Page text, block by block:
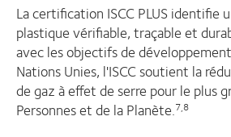
La certification ISCC PLUS identifie
plastique vérifiable, traçable et
avec les objectifs de
Nations Unies, l'ISCC soutient la
de gaz à effet de serre pour le plus
Personnes et de la Planète.7,8